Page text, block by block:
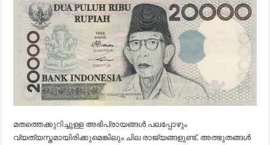
മതത്തെക്കുറിച്ചുള്ള അഭിപ്രായങ്ങള്‍ പലപ്പോഴും
വ്യത്യസ്തമായിരിക്കുമെങ്കിലും ചില രാജ്യങ്ങളുണ്ട്. അത്ഭുതങ്ങള്‍